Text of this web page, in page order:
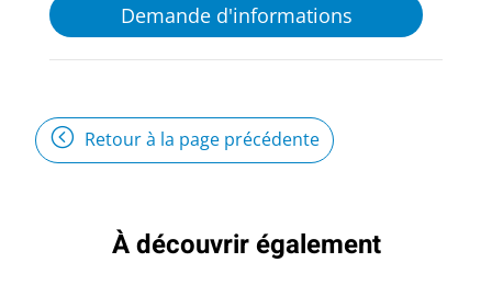
Demande d'informations
Retour à la page précédente
À découvrir également